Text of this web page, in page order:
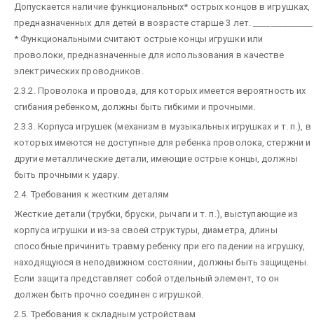
Допускается наличие функциональных* острых концов в игрушках,
предназначенных для детей в возрасте старше 3 лет.
* Функциональными считают острые концы игрушки или
проволоки, предназначенные для использования в качестве
электрических проводников.
2.3.2. Проволока и провода, для которых имеется вероятность их
сгибания ребенком, должны быть гибкими и прочными.
2.3.3. Корпуса игрушек (механизм в музыкальных игрушках и т. п.), в
которых имеются не доступные для ребенка проволока, стержни и
другие металлические детали, имеющие острые концы, должны
быть прочными к удару.
2.4. Требования к жестким деталям
Жесткие детали (трубки, бруски, рычаги и т. п.), выступающие из
корпуса игрушки и из-за своей структуры, диаметра, длины
способные причинить травму ребенку при его падении на игрушку,
находящуюся в неподвижном состоянии, должны быть защищены.
Если защита представляет собой отдельный элемент, то он
должен быть прочно соединен с игрушкой.
2.5. Требования к складным устройствам